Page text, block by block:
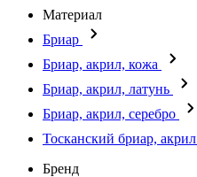
Материал
Бриар
Бриар, акрил, кожа
Бриар, акрил, латунь
Бриар, акрил, серебро
Тосканский бриар, акрил
Бренд